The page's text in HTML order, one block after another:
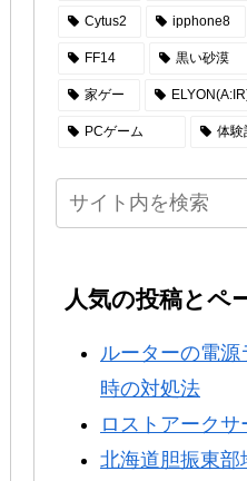
Cytus2 ipphone8
FF14 黒い砂漠
家ゲー
PCゲーム 体験
人気の投稿とペ
ルーターの電
時の対処法
ロストアーク
北海道胆振東部